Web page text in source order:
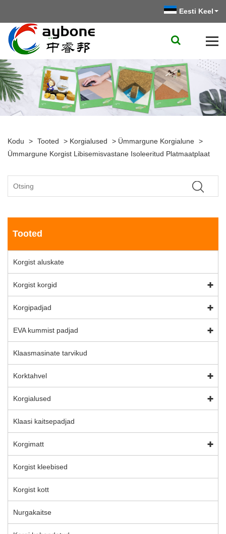
Eesti Keel
Kodu > Tooted > Korgialused > Ümmargune Korgialune >
Ümmargune Korgist Libisemisvastane Isoleeritud Platmaatplaat
Tooted
Korgist aluskate
Korgist korgid
Korgipadjad
EVA kummist padjad
Klaasmasinate tarvikud
Korktahvel
Korgialused
Klaasi kaitsepadjad
Korgimatt
Korgist kleebised
Korgist kott
Nurgakaitse